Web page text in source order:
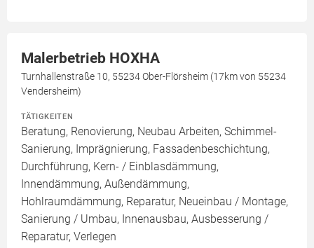
Malerbetrieb HOXHA
Turnhallenstraße 10, 55234 Ober-Flörsheim (17km von 55234
Vendersheim)
TÄTIGKEITEN
Beratung, Renovierung, Neubau Arbeiten, Schimmel-
Sanierung, Imprägnierung, Fassadenbeschichtung,
Durchführung, Kern- / Einblasdämmung,
Innendämmung, Außendämmung,
Hohlraumdämmung, Reparatur, Neueinbau / Montage,
Sanierung / Umbau, Innenausbau, Ausbesserung /
Reparatur, Verlegen